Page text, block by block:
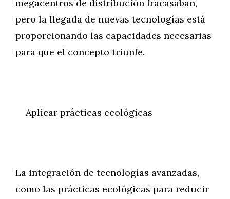
megacentros de distribución fracasaban,
pero la llegada de nuevas tecnologías está
proporcionando las capacidades necesarias
para que el concepto triunfe.
Aplicar prácticas ecológicas
La integración de tecnologías avanzadas,
como las prácticas ecológicas para reducir